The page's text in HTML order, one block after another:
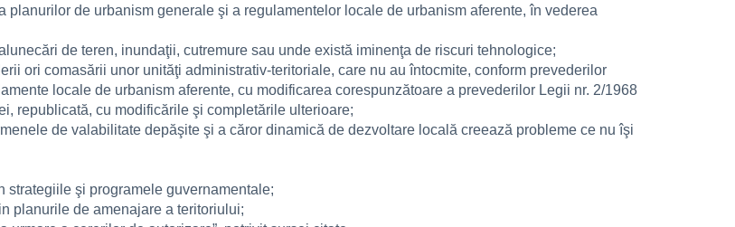
de urbanism generale şi a regulamentelor locale de urbanism aferente, în vederea
de teren, inundaţii, cutremure sau unde există iminenţa de riscuri tehnologice;
ori comasării unor unităţi administrativ-teritoriale, care nu au întocmite, conform prevederilor
locale de urbanism aferente, cu modificarea corespunzătoare a prevederilor Legii nr. 2/1968
republicată, cu modificările şi completările ulterioare;
de valabilitate depăşite şi a căror dinamică de dezvoltare locală creează probleme ce nu îşi
strategiile şi programele guvernamentale;
planurile de amenajare a teritoriului;